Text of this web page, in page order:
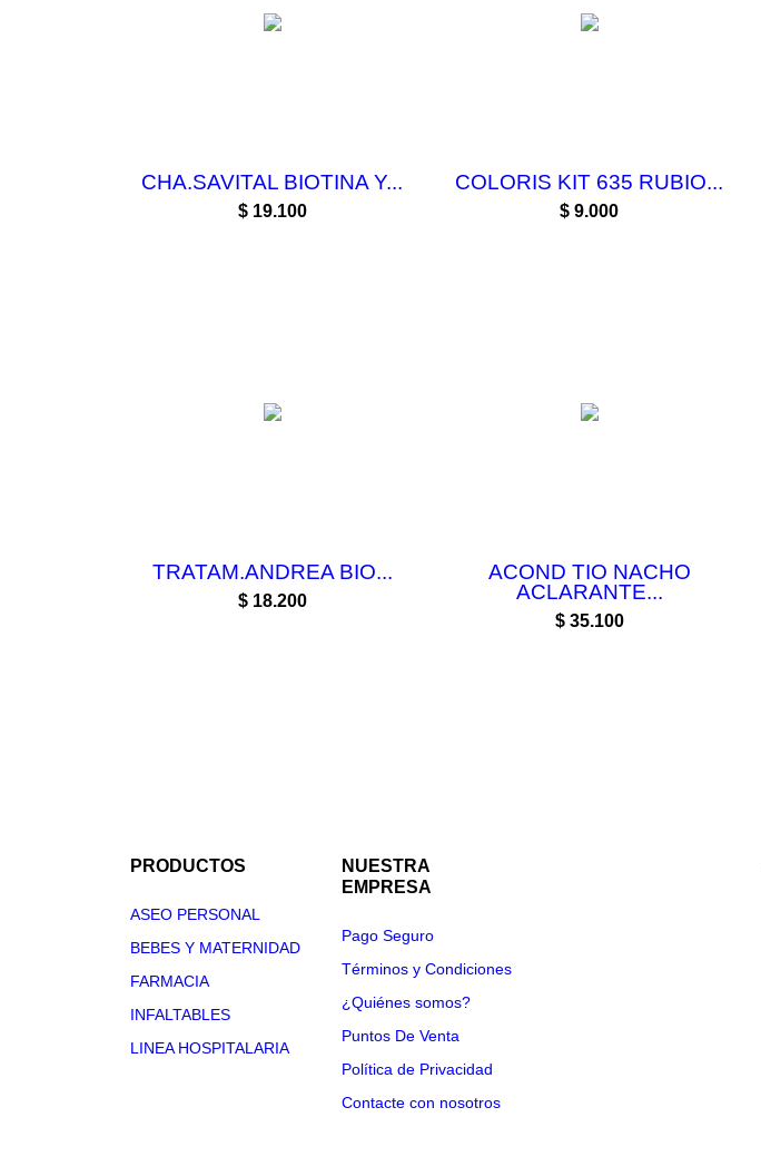
CHA.SAVITAL BIOTINA Y...
Precio
$ 19.100
COLORIS KIT 635 RUBIO...
Precio
$ 9.000
TRATAM.ANDREA BIO...
Precio
$ 18.200
ACOND TIO NACHO
ACLARANTE...
Precio
$ 35.100
PRODUCTOS
ASEO PERSONAL
BEBES Y MATERNIDAD
FARMACIA
INFALTABLES
LINEA HOSPITALARIA
NUESTRA
EMPRESA
Pago Seguro
Términos y Condiciones
¿Quiénes somos?
Puntos De Venta
Política de Privacidad
Contacte con nosotros